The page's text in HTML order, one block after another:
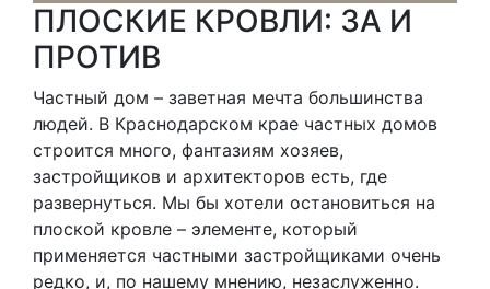
ПЛОСКИЕ КРОВЛИ: ЗА И
ПРОТИВ
Частный дом – заветная мечта большинства
людей. В Краснодарском крае частных домов
строится много, фантазиям хозяев,
застройщиков и архитекторов есть, где
развернуться. Мы бы хотели остановиться на
плоской кровле – элементе, который
применяется частными застройщиками очень
редко, и, по нашему мнению, незаслуженно.